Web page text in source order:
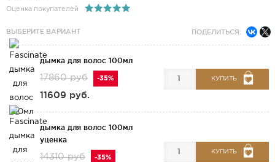
Оценка покупателей
ВЫБЕРИТЕ ВАРИАНТ ПОДЕЛИТЬСЯ:
дымка для волос 100мл
17860 руб -35%
11609 руб.
КУПИТЬ
дымка для волос 100мл
уценка
14310 руб -35%
КУПИТЬ